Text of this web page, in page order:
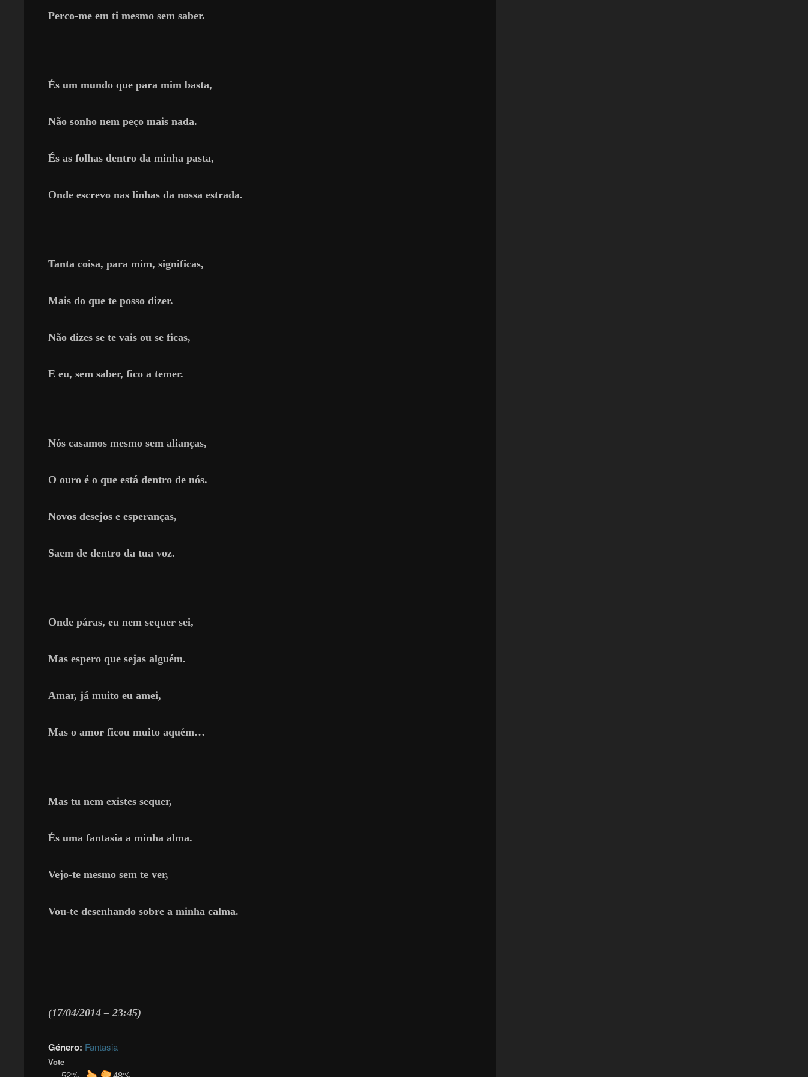
Perco-me em ti mesmo sem saber.
És um mundo que para mim basta,
Não sonho nem peço mais nada.
És as folhas dentro da minha pasta,
Onde escrevo nas linhas da nossa estrada.
Tanta coisa, para mim, significas,
Mais do que te posso dizer.
Não dizes se te vais ou se ficas,
E eu, sem saber, fico a temer.
Nós casamos mesmo sem alianças,
O ouro é o que está dentro de nós.
Novos desejos e esperanças,
Saem de dentro da tua voz.
Onde páras, eu nem sequer sei,
Mas espero que sejas alguém.
Amar, já muito eu amei,
Mas o amor ficou muito aquém…
Mas tu nem existes sequer,
És uma fantasia a minha alma.
Vejo-te mesmo sem te ver,
Vou-te desenhando sobre a minha calma.
(17/04/2014 – 23:45)
Género: Fantasia
Vote